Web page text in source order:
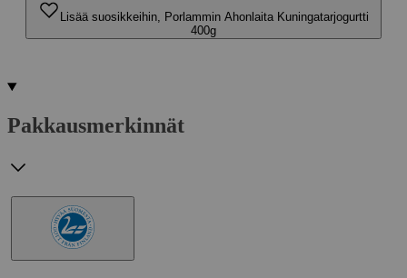
Lisää suosikkeihin, Porlammin Ahonlaita Kuningatarjogurtti
400g
Pakkausmerkinnät